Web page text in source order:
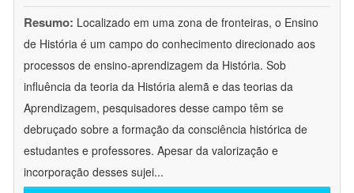
Resumo: Localizado em uma zona de fronteiras, o Ensino
de História é um campo do conhecimento direcionado aos
processos de ensino-aprendizagem da História. Sob
influência da teoria da História alemã e das teorias da
Aprendizagem, pesquisadores desse campo têm se
debruçado sobre a formação da consciência histórica de
estudantes e professores. Apesar da valorização e
incorporação desses sujei...